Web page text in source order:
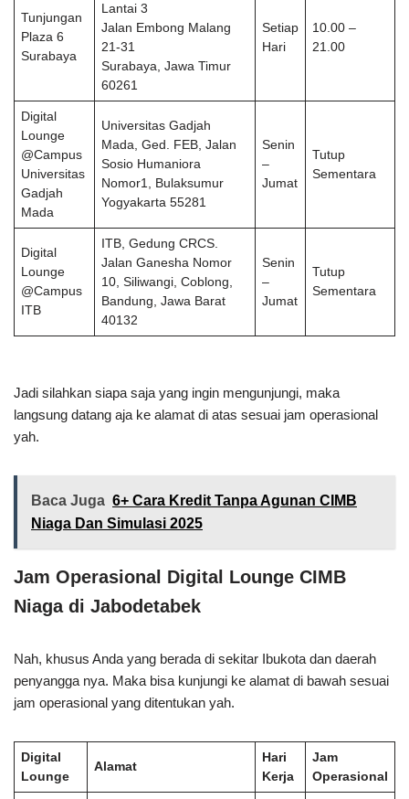
Tunjungan
Plaza 6
Surabaya
Lantai 3
Jalan Embong Malang
21-31
Surabaya, Jawa Timur
60261
Setiap
Hari
10.00 –
21.00
Digital
Lounge
@Campus
Universitas
Gadjah
Mada
Universitas Gadjah
Mada, Ged. FEB, Jalan
Sosio Humaniora
Nomor1, Bulaksumur
Yogyakarta 55281
Senin
–
Jumat
Tutup
Sementara
Digital
Lounge
@Campus
ITB
ITB, Gedung CRCS.
Jalan Ganesha Nomor
10, Siliwangi, Coblong,
Bandung, Jawa Barat
40132
Senin
–
Jumat
Tutup
Sementara
Jadi silahkan siapa saja yang ingin mengunjungi, maka
langsung datang aja ke alamat di atas sesuai jam operasional
yah.
Baca Juga 6+ Cara Kredit Tanpa Agunan CIMB
Niaga Dan Simulasi 2025
Jam Operasional Digital Lounge CIMB
Niaga di Jabodetabek
Nah, khusus Anda yang berada di sekitar Ibukota dan daerah
penyangga nya. Maka bisa kunjungi ke alamat di bawah sesuai
jam operasional yang ditentukan yah.
Digital
Lounge
Alamat
Hari
Kerja
Jam
Operasional